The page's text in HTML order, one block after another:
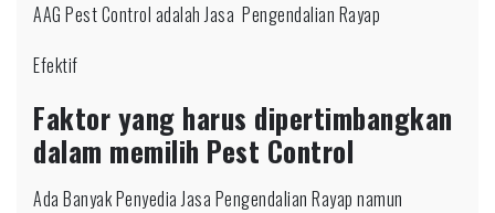
AAG Pest Control adalah Jasa Pengendalian Rayap
Efektif
Faktor yang harus dipertimbangkan
dalam memilih Pest Control
Ada Banyak Penyedia Jasa Pengendalian Rayap namun